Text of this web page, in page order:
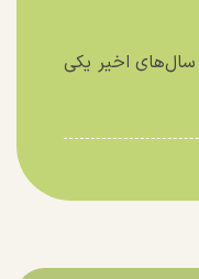
اخیر یکی